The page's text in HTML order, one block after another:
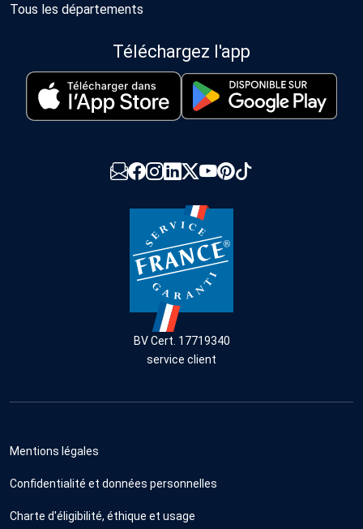
Tous les départements
Téléchargez l'app
BV Cert. 17719340
service client
Mentions légales
Confidentialité et données personnelles
Charte d'éligibilité, éthique et usage